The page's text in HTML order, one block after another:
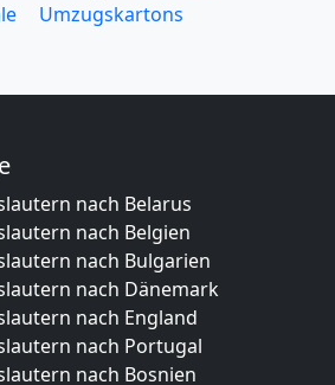
Umzugskartons
nach Belarus
nach Belgien
nach Bulgarien
nach Dänemark
nach England
nach Portugal
nach Bosnien